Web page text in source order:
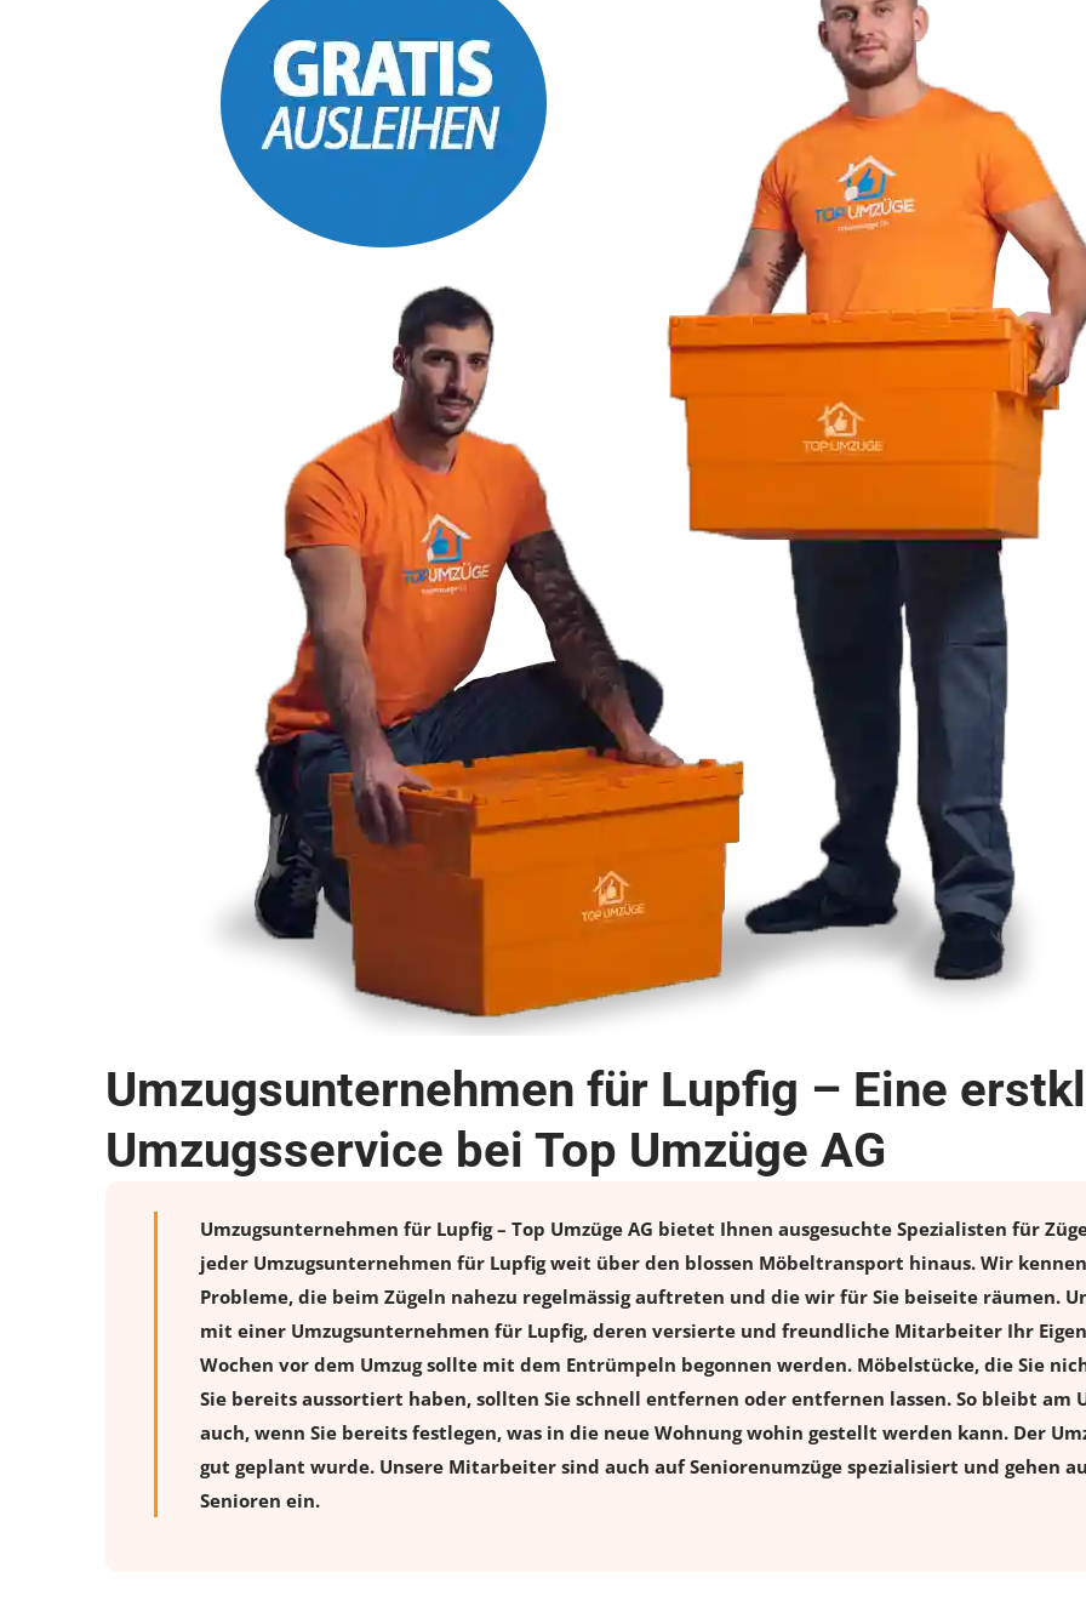
Umzugsunternehmen für Lupfig – Eine
Umzugsservice bei Top Umzüge AG
Umzugsunternehmen für Lupfig – Top Umzüge AG bietet Ihnen ausgesuchte Spezialisten für
jeder Umzugsunternehmen für Lupfig weit über den blossen Möbeltransport hinaus. Wir
Probleme, die beim Zügeln nahezu regelmässig auftreten und die wir für Sie beiseite räumen.
mit einer Umzugsunternehmen für Lupfig, deren versierte und freundliche Mitarbeiter Ihr
Wochen vor dem Umzug sollte mit dem Entrümpeln begonnen werden. Möbelstücke, die Sie
Sie bereits aussortiert haben, sollten Sie schnell entfernen oder entfernen lassen. So bleibt am
auch, wenn Sie bereits festlegen, was in die neue Wohnung wohin gestellt werden kann. Der
gut geplant wurde. Unsere Mitarbeiter sind auch auf Seniorenumzüge spezialisiert und gehen
Senioren ein.